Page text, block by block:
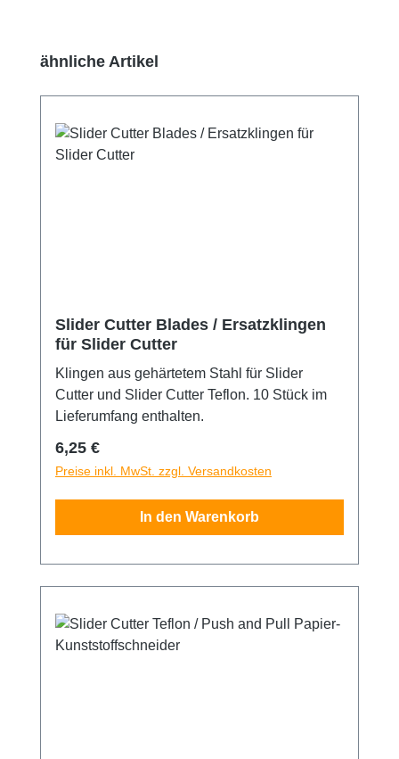
Produktgalerie überspringen
ähnliche Artikel
Slider Cutter Blades / Ersatzklingen
für Slider Cutter
Klingen aus gehärtetem Stahl für Slider
Cutter und Slider Cutter Teflon. 10 Stück im
Lieferumfang enthalten.
Regulärer Preis:
6,25 €
Preise inkl. MwSt. zzgl. Versandkosten
In den Warenkorb